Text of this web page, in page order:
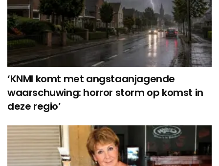
‘KNMI komt met angstaanjagende
waarschuwing: horror storm op komst in
deze regio’